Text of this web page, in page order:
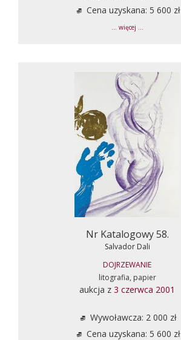
Cena uzyskana: 5 600 zł
... więcej ...
Nr Katalogowy 58.
Salvador Dali
DOJRZEWANIE
litografia, papier
aukcja z 3 czerwca 2001
Wywoławcza: 2 000 zł
Cena uzyskana: 5 600 zł